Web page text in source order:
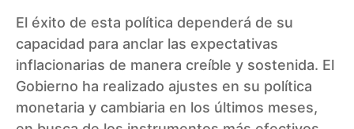
El éxito de esta política dependerá de su
capacidad para anclar las expectativas
inflacionarias de manera creíble y sostenida. El
Gobierno ha realizado ajustes en su política
monetaria y cambiaria en los últimos meses,